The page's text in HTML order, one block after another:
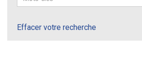
Effacer votre recherche